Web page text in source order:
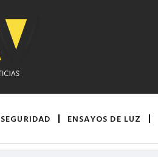
SEGURIDAD ENSAYOS DE LUZ